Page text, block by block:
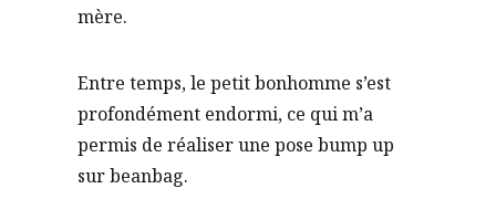
mère.
Entre temps, le petit bonhomme s’est
profondément endormi, ce qui m’a
permis de réaliser une pose bump up
sur beanbag.